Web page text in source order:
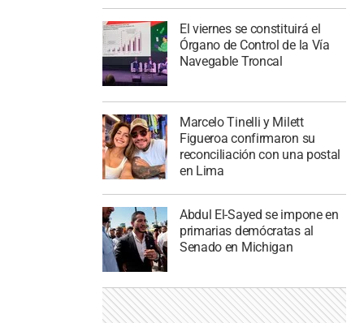
El viernes se constituirá el
Órgano de Control de la Vía
Navegable Troncal
Marcelo Tinelli y Milett
Figueroa confirmaron su
reconciliación con una postal
en Lima
Abdul El-Sayed se impone en
primarias demócratas al
Senado en Michigan